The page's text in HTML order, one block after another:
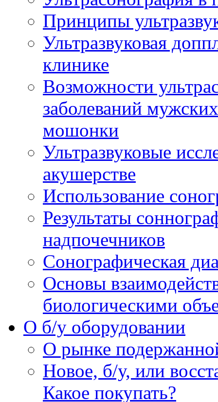
Принципы
Ультразвуковая
клинике
Возможности
заболеваний
мошонки
Ультразвуковые
акушерстве
Использование
Результаты
надпочечников
Сонографическая
Основы
биологическими
O б/у оборудовании
О рынке
Новое, б/у, или
Какое покупать?